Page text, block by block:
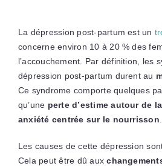
La dépression post-partum est un
concerne environ 10 à 20 % des
l’accouchement. Par définition, les
dépression post-partum durent au
Ce syndrome comporte quelques
qu’une perte d’estime autour de
anxiété centrée sur le nourrisson
Les causes de cette dépression
Cela peut être dû aux